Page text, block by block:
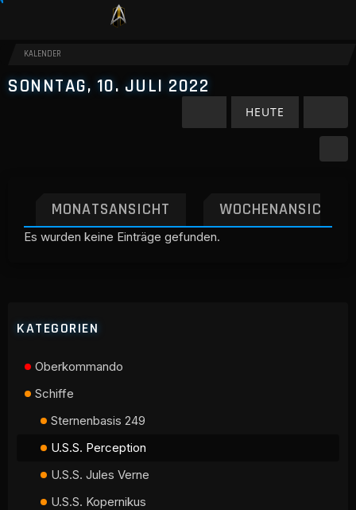
KALENDER
SONNTAG, 10. JULI 2022
HEUTE
MONATSANSICHT WOCHENANSICHT
Es wurden keine Einträge gefunden.
KATEGORIEN
Oberkommando
Schiffe
Sternenbasis 249
U.S.S. Perception
U.S.S. Jules Verne
U.S.S. Kopernikus